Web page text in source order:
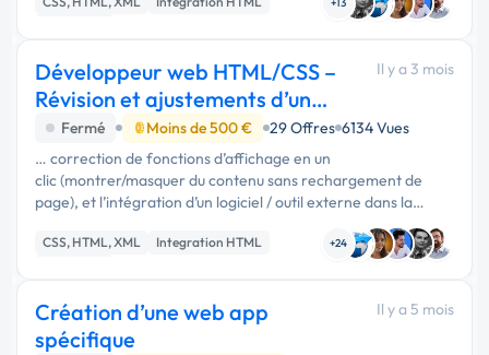
développeur est … +13
Développeur web HTML/CSS –
Révision et ajustements d’un
blog existant
Il y a 3 mois
Fermé Moins de 500 € 29 Offres 6134 Vues
… correction de fonctions d’affichage en un
clic (montrer/masquer du contenu sans rechargement de
page), et l’intégration d’un logiciel / outil externe dans la
page. Je m’occupe du contenu et des éléments graphiques ; le
rôle du développeur est …
CSS, HTML, XML
Integration HTML
+24
Création d’une web app
spécifique
Il y a 5 mois